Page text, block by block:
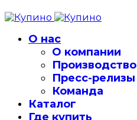
О нас
О компании
Производство
Пресс-релизы
Команда
Каталог
Где купить